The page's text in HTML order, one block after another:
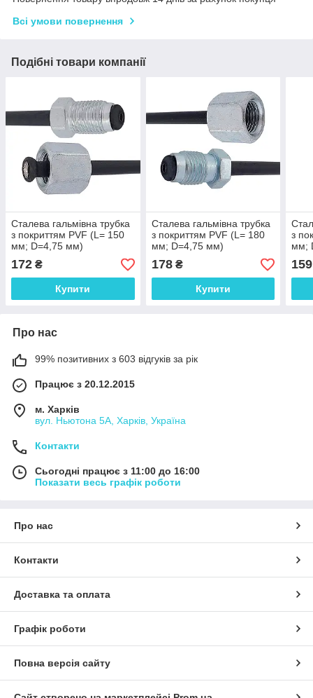
Всі умови повернення
Подібні товари компанії
Сталева гальмівна трубка
з покриттям PVF (L= 150
мм; D=4,75 мм)
універсальна з
наконечниками 105/106 -
WP088PVF
172 ₴
Купити
Сталева гальмівна трубка
з покриттям PVF (L= 180
мм; D=4,75 мм)
універсальна з
наконечниками 106/105а -
WP1008PVF
178₴
Купити
з
мм;
159
Про нас
99% позитивних з 603 відгуків за рік
Працює з 20.12.2015
м. Харків
вул. Ньютона 5А, Харків, Україна
Контакти
Сьогодні працює з 11:00 до 16:00
Показати весь графік роботи
Про нас
Контакти
Доставка та оплата
Графік роботи
Повна версія сайту